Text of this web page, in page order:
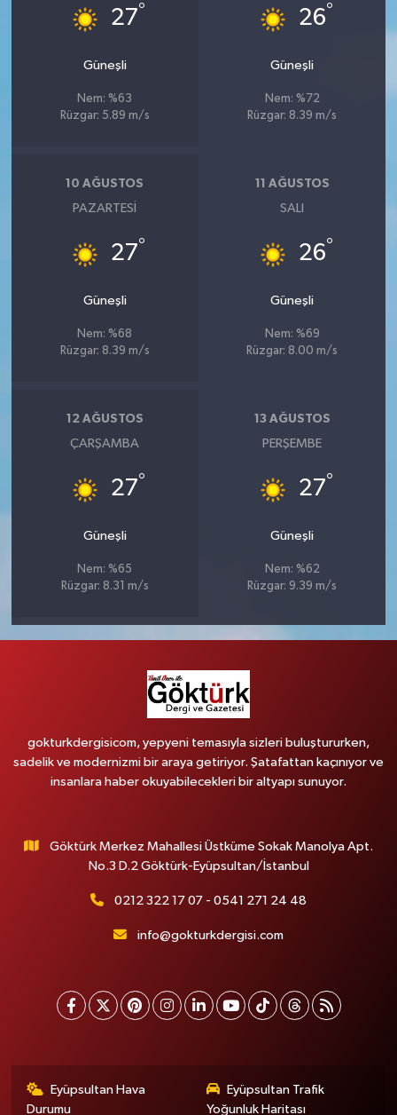
27°
Güneşli
Nem: %63
Rüzgar: 5.89 m/s
26°
Güneşli
Nem: %72
Rüzgar: 8.39 m/s
10 AĞUSTOS
PAZARTESI
27°
Güneşli
Nem: %68
Rüzgar: 8.39 m/s
11 AĞUSTOS
SALI
26°
Güneşli
Nem: %69
Rüzgar: 8.00 m/s
12 AĞUSTOS
ÇARŞAMBA
27°
Güneşli
Nem: %65
Rüzgar: 8.31 m/s
13 AĞUSTOS
PERŞEMBE
27°
Güneşli
Nem: %62
Rüzgar: 9.39 m/s
gokturkdergisicom, yepyeni temasıyla sizleri buluştururken,
sadelik ve modernizmi bir araya getiriyor. Şatafattan kaçınıyor ve
insanlara haber okuyabilecekleri bir altyapı sunuyor.
Göktürk Merkez Mahallesi Üstküme Sokak Manolya Apt.
No.3 D.2 Göktürk-Eyüpsultan/İstanbul
0212 322 17 07 - 0541 271 24 48
info@gokturkdergisi.com
Eyüpsultan Hava
Durumu
Eyüpsultan Trafik
Yoğunluk Haritası